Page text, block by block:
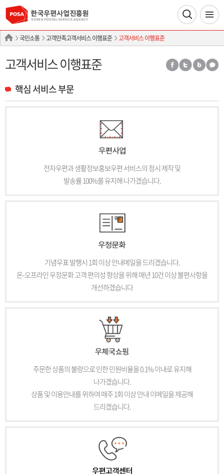
국민소통 고객만족고객서비스 이행표준 고객서비스 이행표준
고객서비스 이행표준
핵심 서비스 부문
전자우편과 생활정보홍보우편 서비스의 정시 제작 및
발송률 100%를 유지해 나가겠습니다.
기념우표 발행시 1회 이상 안내메일을 드리겠습니다.
온-오프라인 우정문화 고객 편의성 향상을 위해 매년 10건 이상 불편사항을
개선하겠습니다
주문한 상품의 불량으로 인한 민원비율을 0.1% 이내로 유지해
나가겠습니다.
상품 및 이용안내를 위하여 매주 1회 이상 안내 이메일을 제공해
드리겠습니다.